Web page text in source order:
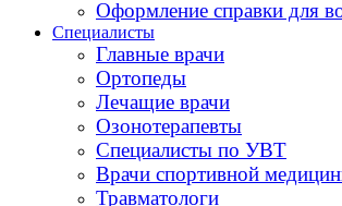
Оформление справки для
Специалисты
Главные врачи
Ортопеды
Лечащие врачи
Озонотерапевты
Специалисты по УВТ
Врачи спортивной
Травматологи